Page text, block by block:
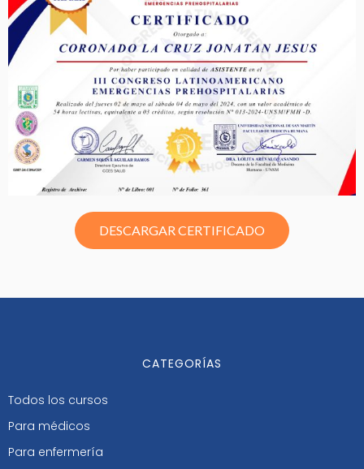
DESCARGAR CERTIFICADO
CATEGORÍAS
Todos los cursos
Para médicos
Para enfermería